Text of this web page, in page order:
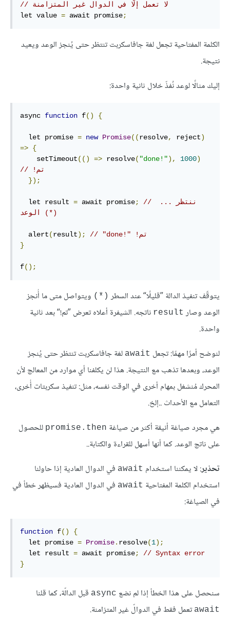
// لا تعمل إلّا في الدوال غير المتزامنة
let value = await promise;
الكلمة المفتاحية تجعل لغة جافاسكربت تنتظر حتى يُنجز الوعد ويعيد
نتيجة.
إليك مثالًا لوعد نُفذّ خلال ثانية واحدة:
async function f() {
  let promise
= new Promise((resolve, reject)
=> {
    setTimeout
(() => resolve( "done!"), 1000)
// تم!‏
});
  let result
= await promise;
// ننتظر ...
الوعد (*)
  alert
(result);
// "done!" تم!‏
}
f();
يتوقّف تنفيذ الدالة ”قليلًا“ عند السطر (*) ويتواصل متى ما أُنجز
الوعد وصار result ناتجه. الشيفرة أعلاه تعرض ”تم!“ بعد ثانية
واحدة.
لنوضح أمرًا مهمًا: تجعل await لغة جافاسكربت تنتظر حتى يُنجز
الوعد، وبعدها تذهب مع النتيجة. هذا لن يكلفنا أي موارد من المعالج لأن
المحرك مُنشغل بمهام أخرى في الوقت نفسه، مثل: تنفيذ سكربتات أُخرى،
التعامل مع الأحداث ..إلخ.
هي مجرد صياغة أنيقة أكثر من صياغة promise.then للحصول
على ناتج الوعد. كما أنها أسهل للقراءة والكتابة..
تحذير: لا يمكننا استخدام await في الدوال العادية إذا حاولنا
استخدام الكلمة المفتاحية await في الدوال العادية فسيظهر خطأ في
في الصياغة:
function f()
{
  let promise
= Promise. resolve(1);
  let result
= await promise;
// Syntax error
}
سنحصل على هذا الخطأ إذا لم نضع async قبل الدالّة، كما قلنا
await تعمل فقط في الدوالّ غير المتزامنة.